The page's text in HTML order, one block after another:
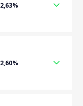
2,63%
2,60%